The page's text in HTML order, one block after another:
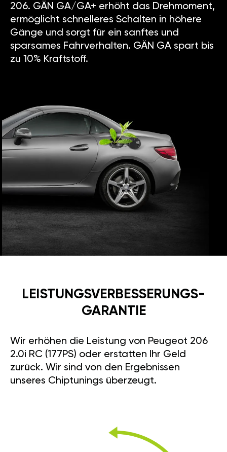
206. GÄN GA/GA+ erhöht das Drehmoment,
ermöglicht schnelleres Schalten in höhere
Gänge und sorgt für ein sanftes und
sparsames Fahrverhalten. GÄN GA spart bis
zu 10% Kraftstoff.
LEISTUNGSVERBESSE­RUNGS­
GARANTIE
Wir erhöhen die Leistung von Peugeot 206
2.0i RC (177PS) oder erstatten Ihr Geld
zurück. Wir sind von den Ergebnissen
unseres Chiptunings überzeugt.